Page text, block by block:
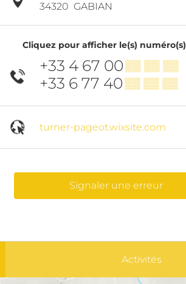
34320 GABIAN
Cliquez pour afficher le(s) numéro(s)
+33 4 67 00▒▒ ▒▒ ▒▒
+33 6 77 40▒▒ ▒▒ ▒▒
turner-pageot.wixsite.com
Signaler une erreur
Activités